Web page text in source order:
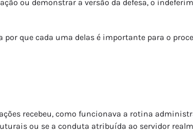
ou demonstrar a versão da defesa, o
que cada uma delas é importante para o
recebeu, como funcionava a rotina
ou se a conduta atribuída ao servidor